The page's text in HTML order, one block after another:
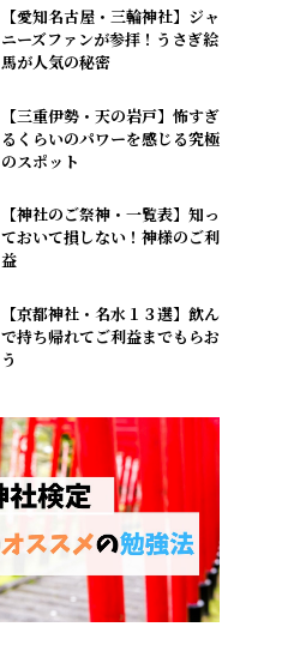
【愛知名古屋・三輪神社】ジャ
ニーズファンが参拝！うさぎ絵
馬が人気の秘密
【三重伊勢・天の岩戸】怖すぎ
るくらいのパワーを感じる究極
のスポット
【神社のご祭神・一覧表】知っ
ておいて損しない！神様のご利
益
【京都神社・名水１３選】飲ん
で持ち帰れてご利益までもらお
う